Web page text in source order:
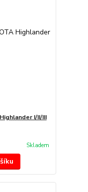
I/II/III
Skladem